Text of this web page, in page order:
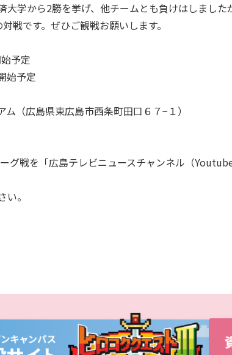
・専攻科
ャリア支援
大学から2勝を挙げ、他チームとも負けはしました
戦です。ぜひご観戦お願いします。
予定
始予定
（広島県東広島市西条町田口６７−１）
グ戦を「広島テレビニュースチャンネル（
い。